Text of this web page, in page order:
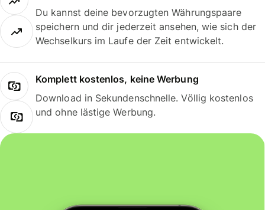
Du kannst deine bevorzugten Währungspaare
speichern und dir jederzeit ansehen, wie sich der
Wechselkurs im Laufe der Zeit entwickelt.
Komplett kostenlos, keine Werbung
Download in Sekundenschnelle. Völlig kostenlos
und ohne lästige Werbung.